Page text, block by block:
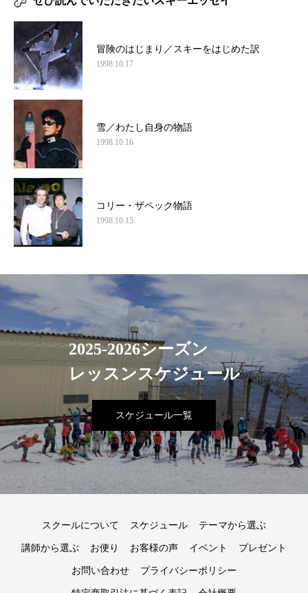
冒険のはじまり／スキーをはじめた訳
1998.10.17
雪／わたし自身の物語
1998.10.16
コリー・ザペック物語
1998.10.15
2025-2026シーズン
レッスンスケジュール
スケジュール一覧
スクールについて スケジュール テーマから選ぶ
講師から選ぶ お便り お客様の声 イベント プレゼント
お問い合わせ プライバシーポリシー